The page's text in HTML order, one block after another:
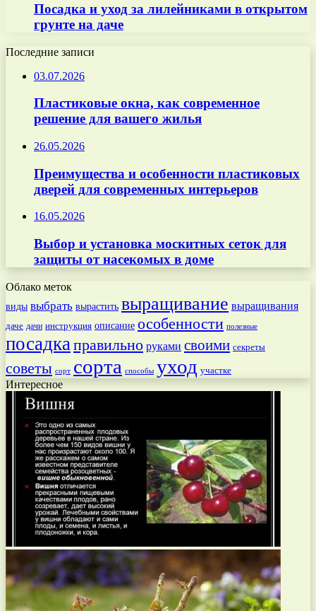
Посадка и уход за лилейниками в открытом
грунте на даче
Последние записи
03.07.2026
Пластиковые окна, как современное
решение для вашего жилья
26.05.2026
Преимущества и особенности пластиковых
дверей для современных интерьеров
16.05.2026
Выбор и установка москитных сеток для
защиты от насекомых в доме
Облако меток
виды выбрать вырастить выращивание выращивания
даче дачи инструкция описание особенности полезные
посадка правильно руками своими секреты
советы сорт сорта способы уход участке
Интересное